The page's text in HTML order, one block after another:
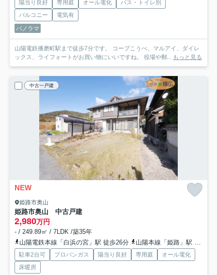
陽当り良好 専用庭 オール電化
バス・トイレ別
バルコニー
電気有
パノラマ
山陽電鉄播磨町駅まで徒歩7分です。 コープこうべ、マルアイ、ダイレ
ックス、ライフォートがお買い物にいいですね。 役場や郵...
もっと見る
中古一戸建
NEW
姫路市奥山
姫路市奥山 中古戸建
2,980万円
- / 249.89㎡ / 7LDK /築35年
山陽電鉄本線「白浜の宮」駅 徒歩26分
山陽本線「姫路」駅 バス21分 神姫バス「奥山口（姫路市）」 停歩8分
駐車2台可 プロパンガス 陽当り良好 専用庭
オール電化
床暖房